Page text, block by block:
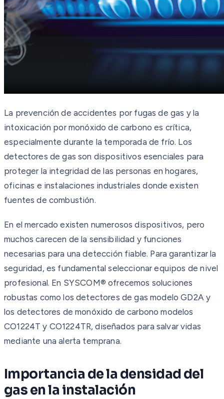
La prevención de accidentes por fugas de gas y la
intoxicación por monóxido de carbono es crítica,
especialmente durante la temporada de frío. Los
detectores de gas son dispositivos esenciales para
proteger la integridad de las personas en hogares,
oficinas e instalaciones industriales donde existen
fuentes de combustión.
En el mercado existen numerosos dispositivos, pero
muchos carecen de la sensibilidad y funciones
necesarias para una detección fiable. Para garantizar la
seguridad, es fundamental seleccionar equipos de nivel
profesional. En SYSCOM® ofrecemos soluciones
robustas como los detectores de gas modelo GD2A y
los detectores de monóxido de carbono modelos
CO1224T y CO1224TR, diseñados para salvar vidas
mediante una alerta temprana.
Importancia de la densidad del
gas en la instalación